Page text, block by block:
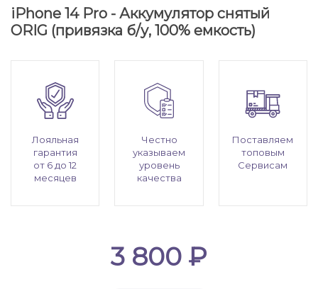
iPhone 14 Pro - Аккумулятор снятый
ORIG (привязка б/у, 100% емкость)
Лояльная
гарантия
от 6 до 12
месяцев
Честно
указываем
уровень
качества
Поставляем
топовым
Сервисам
3 800 ₽